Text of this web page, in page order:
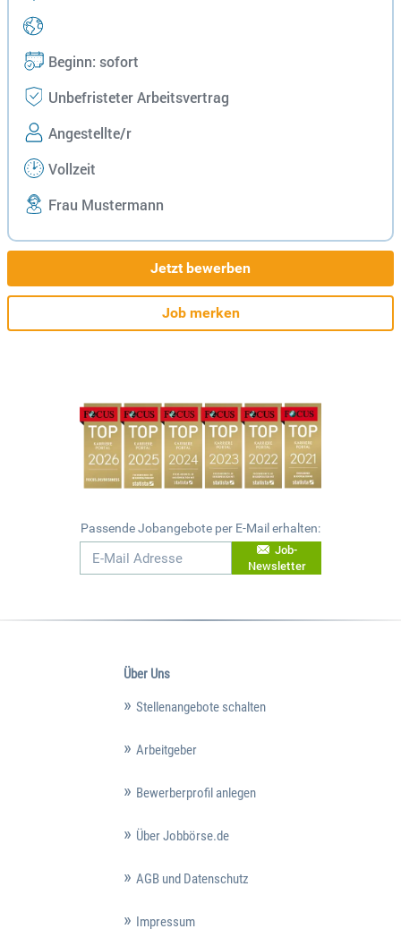
Beginn: sofort
Unbefristeter Arbeitsvertrag
Angestellte/r
Vollzeit
Frau Mustermann
Jetzt bewerben
Job merken
Passende Jobangebote per E-Mail erhalten:
Job-
Newsletter
Über Uns
Stellenangebote schalten
Arbeitgeber
Bewerberprofil anlegen
Über Jobbörse.de
AGB und Datenschutz
Impressum